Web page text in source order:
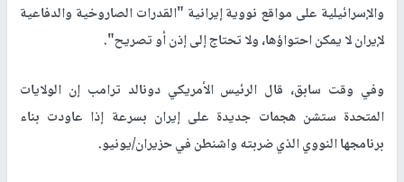
والإسرائيلية على مواقع نووية إيرانية "القدرات الصاروخية والدفاعية
لإيران لا يمكن احتواؤها، ولا تحتاج إلى إذن أو تصريح".
وفي وقت سابق، قال الرئيس الأمريكي دونالد ترامب إن الولايات
المتحدة ستشن هجمات جديدة على إيران بسرعة إذا عاودت بناء
برنامجها النووي الذي ضربته واشنطن في حزيران/يونيو.